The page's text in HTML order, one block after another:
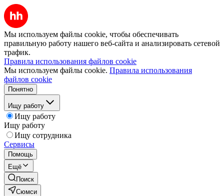
Мы используем файлы cookie, чтобы обеспечивать
правильную работу нашего веб-сайта и анализировать сетевой
трафик.
Правила использования файлов cookie
Мы используем файлы cookie. Правила использования
файлов cookie
Понятно
Ищу работу
Ищу работу
Ищу работу
Ищу сотрудника
Сервисы
Помощь
Ещё
Поиск
Сюмси